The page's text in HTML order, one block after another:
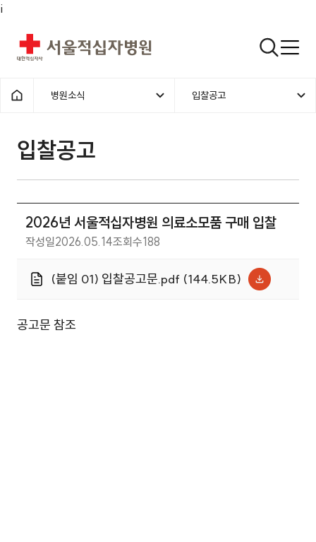
i
서울적십자병원 검색열기
홈으로 1차메뉴
병원소식 2차메뉴
입찰공고
입찰공고 | 병원소식 | 2026년 서
입찰공고
2026년 서울적십자병원 의료소모품 구매 입찰
작성일2026.05.14조회수188
(붙임 01) 입찰공고문.pdf (144.5KB)
공고문 참조